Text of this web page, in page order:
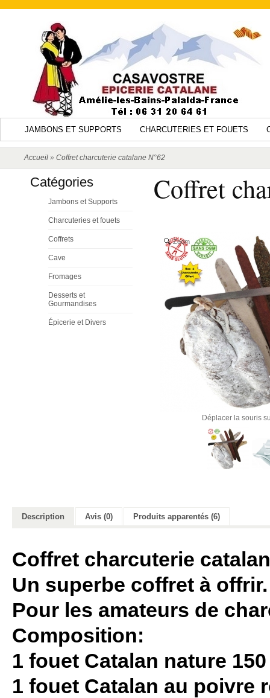
JAMBONS ET SUPPORTS CHARCUTERIES ET FOUETS
Accueil » Coffret charcuterie catalane N°62
Catégories
Jambons et Supports
Charcuteries et fouets
Coffrets
Cave
Fromages
Desserts et
Gourmandises
Épicerie et Divers
Coffret
Zoom
Déplacer la souris
Description Avis (0) Produits apparentés (6)
Coffret charcuterie
Un superbe coffret à offrir.
Pour les amateurs de
Composition:
1 fouet Catalan nature
1 fouet Catalan au poivre